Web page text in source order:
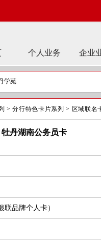
个人业务 企业
学苑
>分行特色卡片系列 > 区域联名
牡丹湖南公务员卡
品牌个人卡）